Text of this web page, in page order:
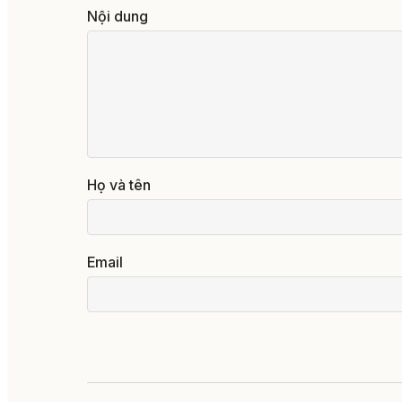
Nội dung
Họ và tên
Email